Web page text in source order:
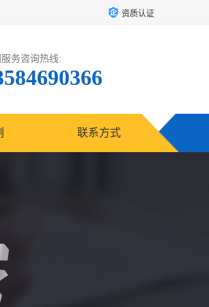
资质认证
务咨询热线:
联系方式